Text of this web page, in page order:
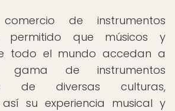
de instrumentos
permitido que músicos y
todo el mundo accedan a
gama de instrumentos
de diversas culturas,
así su experiencia musical y